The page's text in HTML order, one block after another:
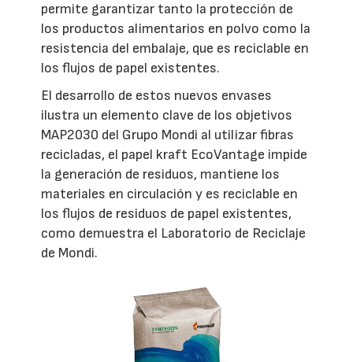
permite garantizar tanto la protección de
los productos alimentarios en polvo como la
resistencia del embalaje, que es reciclable en
los flujos de papel existentes.
El desarrollo de estos nuevos envases
ilustra un elemento clave de los objetivos
MAP2030 del Grupo Mondi al utilizar fibras
recicladas, el papel kraft EcoVantage impide
la generación de residuos, mantiene los
materiales en circulación y es reciclable en
los flujos de residuos de papel existentes,
como demuestra el Laboratorio de Reciclaje
de Mondi.